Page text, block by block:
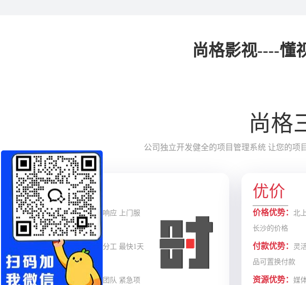
尚格影视----懂
尚格
公司独立开发健全的项目管理系统 让您的项
优时
服务优势：快速响应 上门服
务
方案优势：
高效分工 最快1天
出方案
出片优势： 自有团队 紧急项
优价
价格优势： 北
长沙的价格
付款优势：
灵
品可置换付款
资源优势： 媒